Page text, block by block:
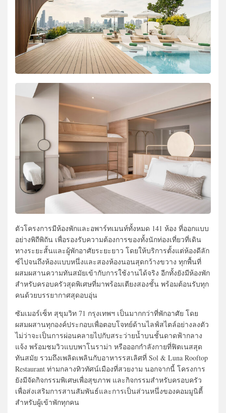
ตัวโครงการมีห้องพักและอพาร์ทเมนท์ทั้งหมด 141 ห้อง ที่ออกแบบ
อย่างพิถีพิถัน เพื่อรองรับความต้องการของทั้งนักท่องเที่ยวที่เดิน
ทางระยะสั้นและผู้พักอาศัยระยะยาว โดยให้บริการตั้งแต่ห้องดีลัก
ซ์ไปจนถึงห้องแบบหนึ่งและสองห้องนอนสุดกว้างขวาง ทุกพื้นที่
ผสมผสานความทันสมัยเข้ากับการใช้งานได้จริง อีกทั้งยังมีห้องพัก
สำหรับครอบครัวสุดพิเศษที่มาพร้อมเตียงสองชั้น พร้อมต้อนรับทุก
คนด้วยบรรยากาศสุดอบอุ่น
ซัมเมอร์เซ็ท สุขุมวิท 71 กรุงเทพฯ เป็นมากกว่าที่พักอาศัย โดย
ผสมผสานทุกองค์ประกอบเพื่อตอบโจทย์ด้านไลฟ์สไตล์อย่างลงตัว
ไม่ว่าจะเป็นการผ่อนคลายไปกับสระว่ายน้ำบนชั้นดาดฟ้ากลาง
แจ้ง พร้อมชมวิวแบบพาโนราม่า หรือออกกำลังกายที่ฟิตเนสสุด
ทันสมัย รวมถึงเพลิดเพลินกับอาหารรสเลิศที่ Sol & Luna Rooftop
Restaurant ท่ามกลางทิวทัศน์เมืองที่สวยงาม นอกจากนี้ โครงการ
ยังมีจัดกิจกรรมพิเศษเพื่อสุขภาพ และกิจกรรมสำหรับครอบครัว
เพื่อส่งเสริมการสานสัมพันธ์และการเป็นส่วนหนึ่งของคอมมูนิตี้
สำหรับผู้เข้าพักทุกคน